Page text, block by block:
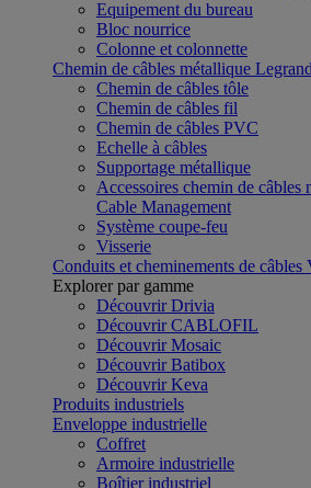
Equipement du bureau
Bloc nourrice
Colonne et colonnette
Chemin de câbles métallique
Chemin de câbles tôle
Chemin de câbles fil
Chemin de câbles PVC
Echelle à câbles
Supportage métallique
Accessoires chemin de câbles
Cable Management
Système coupe-feu
Visserie
Conduits et cheminements de câbles
Explorer par gamme
Découvrir Drivia
Découvrir CABLOFIL
Découvrir Mosaic
Découvrir Batibox
Découvrir Keva
Produits industriels
Enveloppe industrielle
Coffret
Armoire industrielle
Boîtier industriel